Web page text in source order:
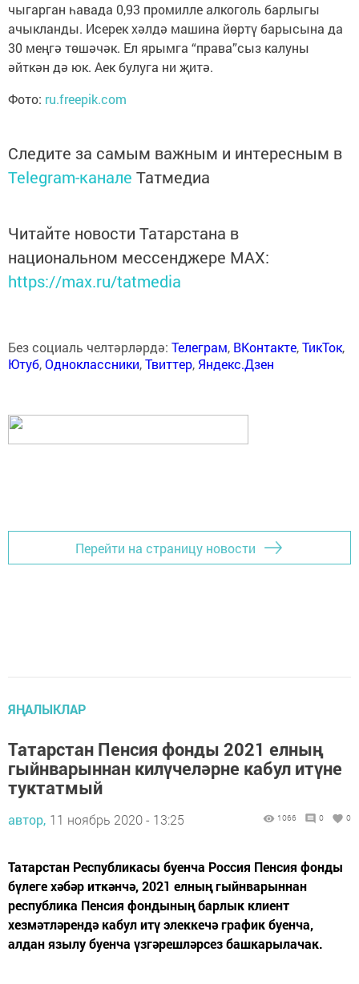
чыгарган һавада 0,93 промилле алкоголь барлыгы
ачыкланды. Исерек хәлдә машина йөртү барысына да
30 меңгә төшәчәк. Ел ярымга “права”сыз калуны
әйткән дә юк. Аек булуга ни җитә.
Фото: ru.freepik.com
Следите за самым важным и интересным в
Telegram-канале Татмедиа
Читайте новости Татарстана в
национальном мессенджере MАХ:
https://max.ru/tatmedia
Без социаль челтәрләрдә: Телеграм, ВКонтакте,ТикТок,
Ютуб,Одноклассники,Твиттер, Яндекс.Дзен
Перейти на страницу новости
ЯҢАЛЫКЛАР
Татарстан Пенсия фонды 2021 елның
гыйнварыннан килүчеләрне кабул итүне
туктатмый
автор, 11 ноябрь 2020 - 13:25 1066 0 0
Татарстан Республикасы буенча Россия Пенсия фонды
бүлеге хәбәр иткәнчә, 2021 елның гыйнварыннан
республика Пенсия фондының барлык клиент
хезмәтләрендә кабул итү элеккечә график буенча,
алдан язылу буенча үзгәрешләрсез башкарылачак.